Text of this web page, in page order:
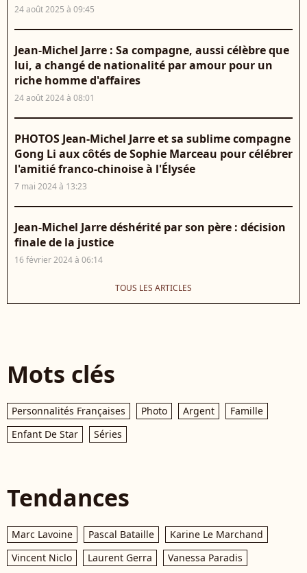
24 août 2025 à 09:45
Jean-Michel Jarre : Sa compagne, aussi célèbre que
lui, a changé de nationalité par amour pour un
riche homme d'affaires
24 août 2024 à 08:01
PHOTOS Jean-Michel Jarre et sa sublime compagne
Gong Li aux côtés de Sophie Marceau pour célébrer
l'amitié franco-chinoise à l'Élysée
7 mai 2024 à 13:23
Jean-Michel Jarre déshérité par son père : décision
finale de la justice
16 février 2024 à 06:14
TOUS LES ARTICLES
Mots clés
Personnalités Françaises Photo Argent
Famille
Enfant De Star
Séries
Tendances
Marc Lavoine Pascal Bataille
Karine Le Marchand
Vincent Niclo
Laurent Gerra
Vanessa Paradis